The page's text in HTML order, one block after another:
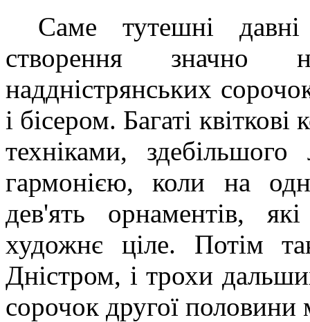
Саме тутешні
створення значно
наддністрянських
і бісером. Багаті
техніками,
гармонією, коли на
дев'ять орнаментів,
художнє ціле. Потім
Дністром, і трохи
сорочок другої половини